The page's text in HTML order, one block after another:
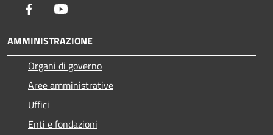
Facebook
AMMINISTRAZIONE
Organi di governo
Aree amministrative
Uffici
Enti e fondazioni